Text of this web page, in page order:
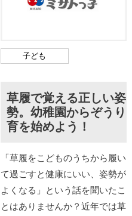
子ども
草履で覚える正しい姿
勢。幼稚園からぞうり
育を始めよう！
「草履をこどものうちから履い
て過ごすと健康にいい、姿勢が
よくなる」という話を聞いたこ
とはありませんか？近年では草